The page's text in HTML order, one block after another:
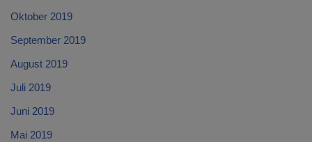
Oktober 2019
September 2019
August 2019
Juli 2019
Juni 2019
Mai 2019